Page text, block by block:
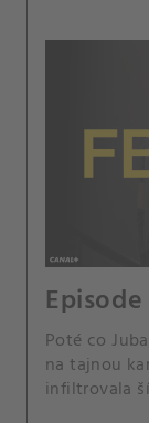
Poté co
na tajnou
infiltrovala